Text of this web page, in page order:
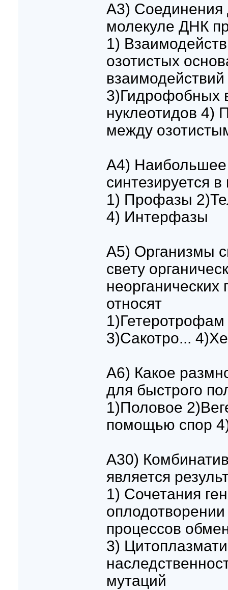
A3) Соединения
молекуле ДНК
1)
озотистых
3)Гидрофобных
нуклеотидов 4)
между
A4)
синтезируется
1) Профазы
4) Интерфазы
A5) Организмы
свету
неорганических
относят
3)Сакотро...
A6) Какое
для быстрого
1)Половое
помощью спор
A30)
является
1) Сочетания
процессов
3)
мутаций